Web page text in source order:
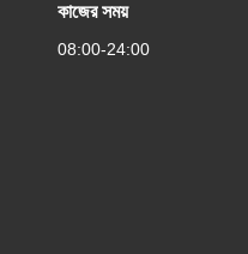
কাজের সময়
08:00-24:00